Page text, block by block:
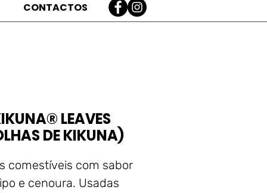
CONTACTOS
LEAVES
DE KIKUNA)
comestíveis com sabor
e cenoura. Usadas